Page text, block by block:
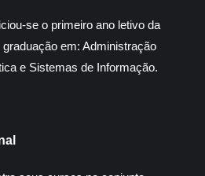
se o primeiro ano letivo da
em: Administração
e Sistemas de Informação.